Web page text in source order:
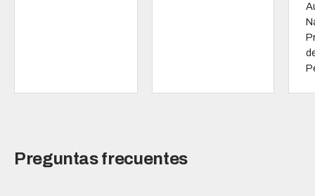
Preguntas frecuentes